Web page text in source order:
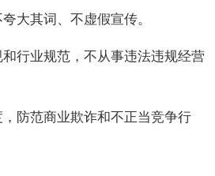
大其词、不虚假宣传。
行业规范，不从事违法违规经营
防范商业欺诈和不正当竞争行